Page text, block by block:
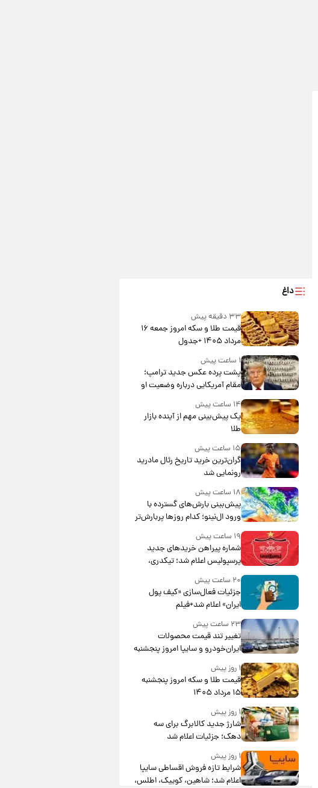
داغ
۳۳ دقیقه پیش
قیمت طلا و سکه امروز جمعه ۱۶
مرداد ۱۴۰۵ +جدول
۱ ساعت پیش
پشت پرده عکس جدید ترامپ؛
مقام آمریکایی درباره وضعیت او
چه گفت؟
۱۴ ساعت پیش
یک پیش‌بینی مهم از آینده بازار
طلا
۱۵ ساعت پیش
گران‌ترین خرید تاریخ رئال مادرید
رونمایی شد
۱۸ ساعت پیش
پیش‌بینی بارش‌های گسترده با
ورود ال‌نینو؛ کدام روزها پربارش‌تر
خواهند بود؟
۱۹ ساعت پیش
شماره پیراهن خریدهای جدید
پرسپولیس اعلام شد؛ تیکدری،
۲۰ ساعت پیش
جزئیات فعال‌سازی «کیف پول
ایران» اعلام شد+فیلم
۲۳ ساعت پیش
تغییر تند قیمت محصولات
ایران‌خودرو و سایپا امروز پنجشنبه
۱۵ مرداد ۱۴۰۵ +جدول
۱ روز پیش
قیمت طلا و سکه امروز پنجشنبه
۱۵ مرداد ۱۴۰۵
۱ روز پیش
شارژ جدید کالابرگ برای سه
دهک؛ جزئیات اعلام شد
۱ روز پیش
شرایط تازه فروش اقساطی سایپا
اعلام شد؛ شاهین، کوییک، اطلس،